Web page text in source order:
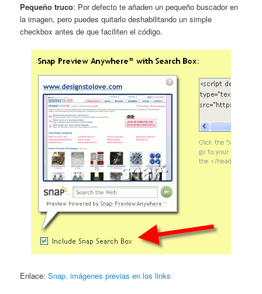
Pequeño truco: Por defecto te añaden un pequeño buscador en
la imagen, pero puedes quitarlo deshabilitando un simple
checkbox antes de que faciliten el código.
Enlace:Snap. imágenes previas en los links